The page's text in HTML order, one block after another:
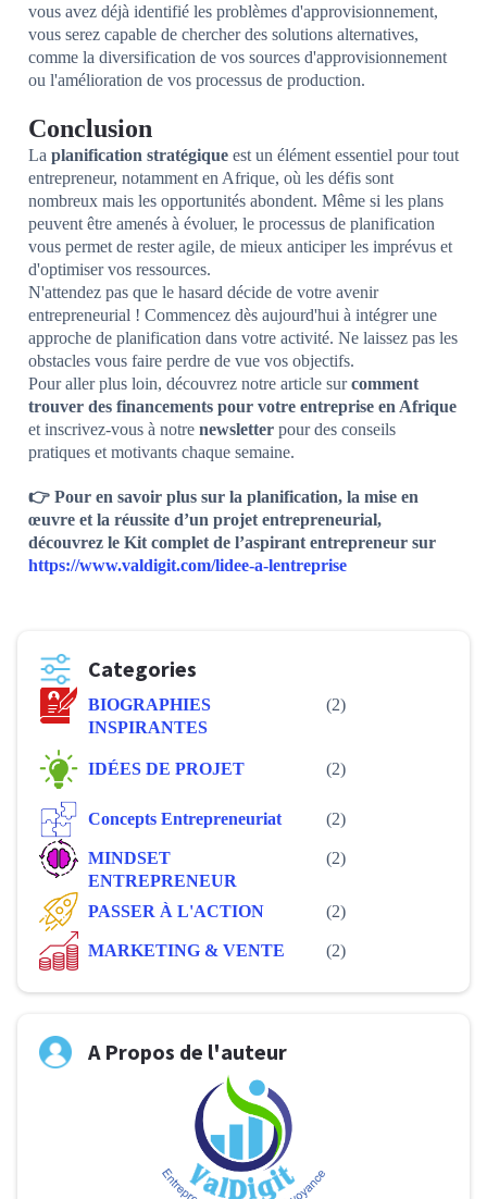
vous avez déjà identifié les problèmes d'approvisionnement,
vous serez capable de chercher des solutions alternatives,
comme la diversification de vos sources d'approvisionnement
ou l'amélioration de vos processus de production.
Conclusion
La planification stratégique est un élément essentiel pour tout
entrepreneur, notamment en Afrique, où les défis sont
nombreux mais les opportunités abondent. Même si les plans
peuvent être amenés à évoluer, le processus de planification
vous permet de rester agile, de mieux anticiper les imprévus et
d'optimiser vos ressources.
N'attendez pas que le hasard décide de votre avenir
entrepreneurial ! Commencez dès aujourd'hui à intégrer une
approche de planification dans votre activité. Ne laissez pas les
obstacles vous faire perdre de vue vos objectifs.
Pour aller plus loin, découvrez notre article surcomment
trouver des financements pour votre entreprise en Afrique
et inscrivez-vous à notre newsletter pour des conseils
pratiques et motivants chaque semaine.
👉 Pour en savoir plus sur la planification, la mise en
œuvre et la réussite d’un projet entrepreneurial,
découvrez le Kit complet de l’aspirant entrepreneur sur
https://www.valdigit.com/lidee-a-lentreprise
Categories
BIOGRAPHIES
INSPIRANTES
(2)
IDÉES DE PROJET (2)
Concepts Entrepreneuriat (2)
MINDSET
ENTREPRENEUR
(2)
PASSER À L'ACTION (2)
MARKETING & VENTE (2)
A Propos de l'auteur